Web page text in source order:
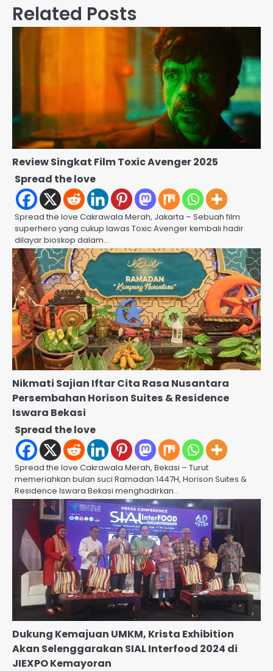
Related Posts
Review Singkat Film Toxic Avenger 2025
Spread the love
Spread the love Cakrawala Merah, Jakarta – Sebuah film
superhero yang cukup lawas Toxic Avenger kembali hadir
dilayar bioskop dalam…
Nikmati Sajian Iftar Cita Rasa Nusantara
Persembahan Horison Suites & Residence
Iswara Bekasi
Spread the love
Spread the love Cakrawala Merah, Bekasi – Turut
memeriahkan bulan suci Ramadan 1447H, Horison Suites &
Residence Iswara Bekasi menghadirkan…
Dukung Kemajuan UMKM, Krista Exhibition
Akan Selenggarakan SIAL Interfood 2024 di
JIEXPO Kemayoran